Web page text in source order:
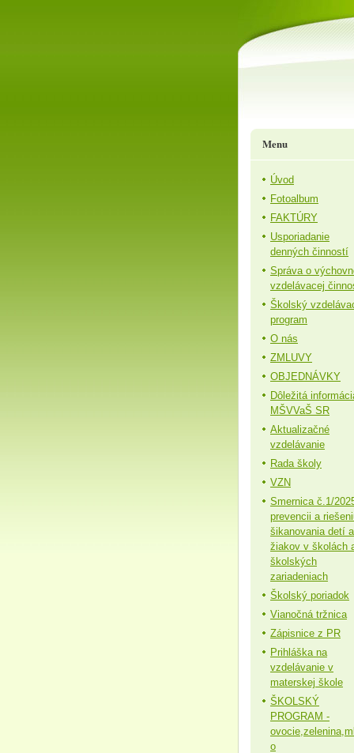
Menu
Úvod
Fotoalbum
FAKTÚRY
Usporiadanie
denných činností
Správa o
vzdelávacej
Školský
program
O nás
ZMLUVY
OBJEDNÁVKY
Dôležitá
MŠVVaŠ SR
Aktualizačné
vzdelávanie
Rada školy
VZN
Smernica č.1/
prevencii a
šikanovania detí a
žiakov v školách
školských
zariadeniach
Školský poriadok
Vianočná tržnica
Zápisnice z PR
Prihláška na
vzdelávanie v
materskej škole
ŠKOLSKÝ
PROGRAM -
o